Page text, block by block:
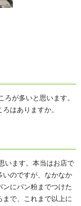
が多いと思います。
はありますか。
います。本当はお店で
いのですが、なかなか
ンにパン粉までつけた
まで、これまで以上に